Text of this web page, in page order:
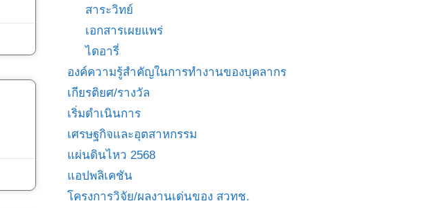
สาระวิทย์
เอกสารเผยแพร่
ไดอารี่
องค์ความรู้สำคัญในการทำงานของบุคลากร
เกียรติยศ/รางวัล
เริ่มดำเนินการ
เศรษฐกิจและอุตสาหกรรม
แผ่นดินไหว 2568
แอปพลิเคชัน
โครงการวิจัย/ผลงานเด่นของ สวทช.